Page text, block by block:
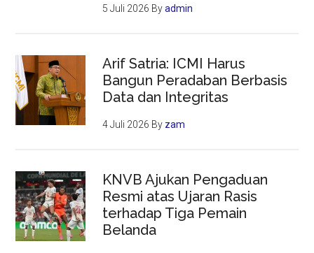
5 Juli 2026 Byadmin
Arif Satria: ICMI Harus
Bangun Peradaban Berbasis
Data dan Integritas
4 Juli 2026 By zam
KNVB Ajukan Pengaduan
Resmi atas Ujaran Rasis
terhadap Tiga Pemain
Belanda